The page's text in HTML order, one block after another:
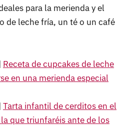
para la merienda y el
de leche fría, un té o un café
Receta de cupcakes de leche
en una merienda especial
Tarta infantil de cerditos en el
que triunfaréis ante de los